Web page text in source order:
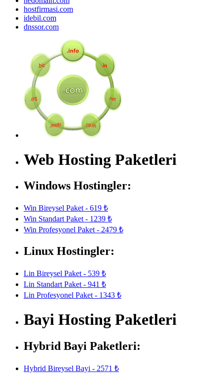
hostfirmasi.com
idebil.com
dnssor.com
Web Hosting Paketleri
Windows Hostingler:
Win Bireysel Paket - 619 ₺
Win Standart Paket - 1239 ₺
Win Profesyonel Paket - 2479 ₺
Linux Hostingler:
Lin Bireysel Paket - 539 ₺
Lin Standart Paket - 941 ₺
Lin Profesyonel Paket - 1343 ₺
Bayi Hosting Paketleri
Hybrid Bayi Paketleri:
Hybrid Bireysel Bayi - 2571 ₺